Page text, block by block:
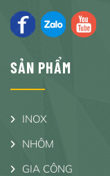
SẢN PHẨM
INOX
NHÔM
GIA CÔNG